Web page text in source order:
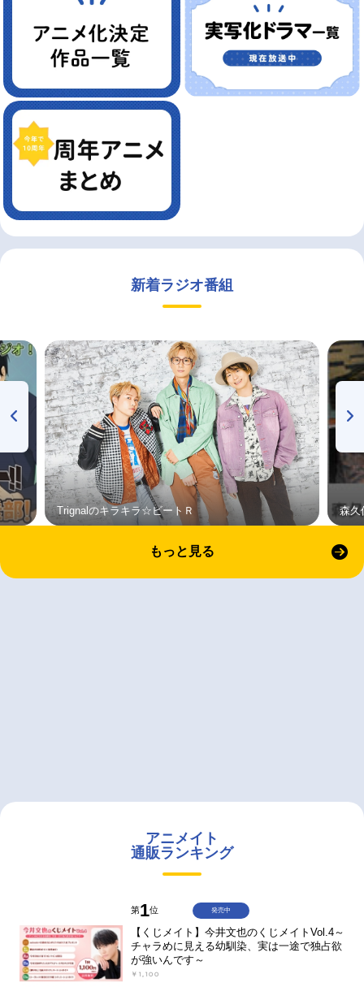
新着ラジオ番組
Trignalのキラキラ☆ビートＲ 森久
もっと見る
アニメイト
通販ランキング
第1位
【くじメイト】今井文也のくじメイトVol.4～
チャラめに見える幼馴染、実は一途で独占欲
が強いんです～
￥1,100
発売中